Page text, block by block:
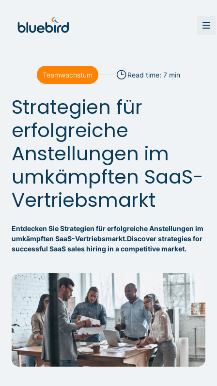
Teamwachstum Read time: 7 min
Strategien für
erfolgreiche
Anstellungen im
umkämpften SaaS-
Vertriebsmarkt
Entdecken Sie Strategien für erfolgreiche Anstellungen im
umkämpften SaaS-Vertriebsmarkt.Discover strategies for
successful SaaS sales hiring in a competitive market.